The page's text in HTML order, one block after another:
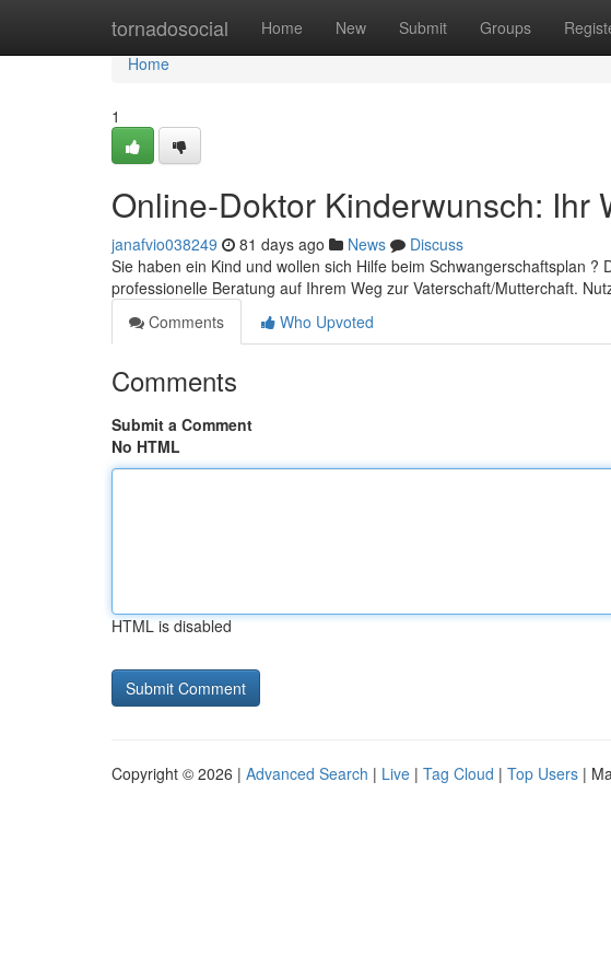
tornadosocial Home New Submit Groups
Home
Home
1
Online-Doktor Kinderwunsch: Ihr
janafvio038249 81 days ago News
Discuss
Sie haben ein Kind und wollen sich Hilfe beim Schwangerschaftsplan
professionelle Beratung auf Ihrem Weg zur Vaterschaft/Mutterchaft.
Comments
Who Upvoted
Comments
Submit a Comment
No HTML
HTML is disabled
Copyright © 2026 | Advanced Search | Live | Tag Cloud | Top Users |